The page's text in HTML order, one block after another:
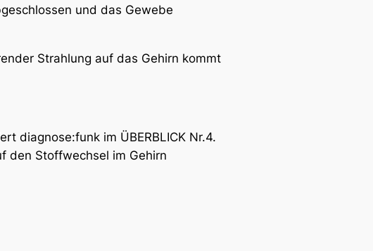
und das Gewebe
Strahlung auf das Gehirn kommt
diagnose:funk im ÜBERBLICK Nr.4.
den Stoffwechsel im Gehirn